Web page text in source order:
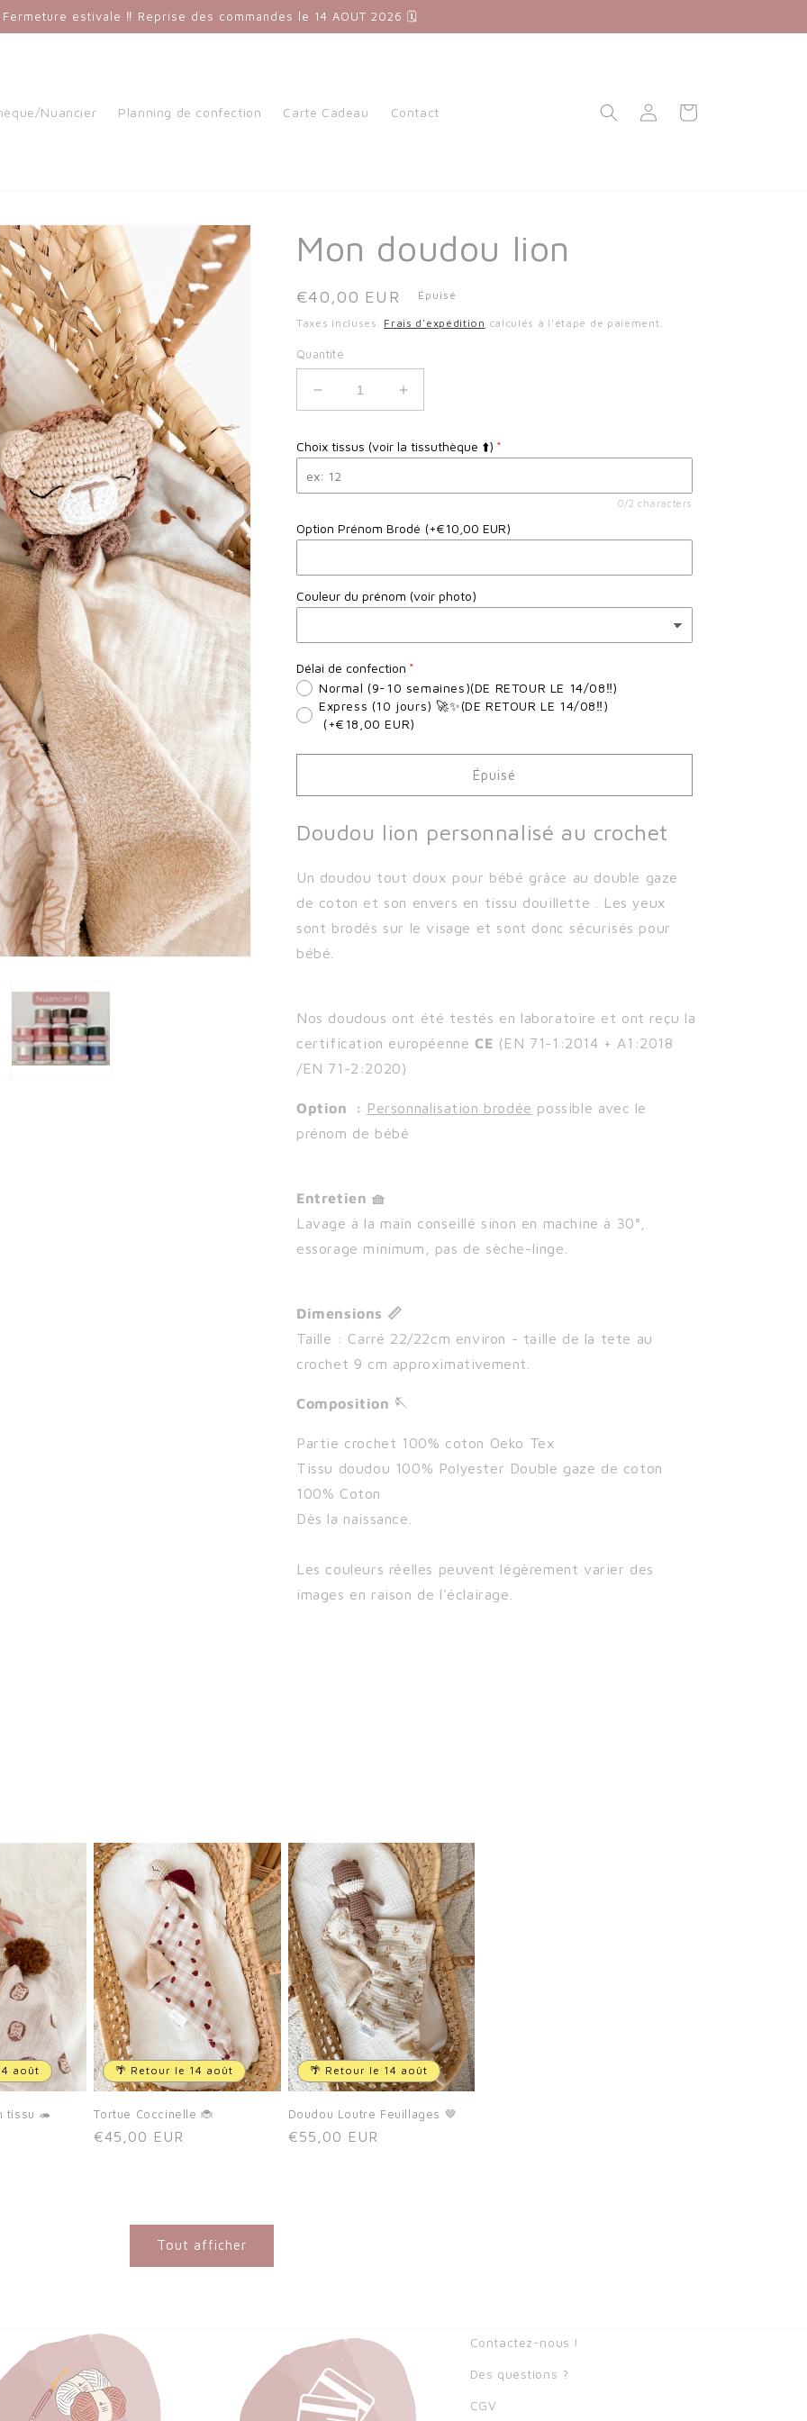
estivale ‼️ Reprise des commandes le 14 AOUT 2026 🗓
Nuancier Planning de confection Carte Cadeau Contact ConnexionPanier
Mon doudou lion
Prix
habituel
€40,00 EUR Épuisé
Taxes incluses. Frais d'expédition calculés à l'étape de paiement.
Quantité
Réduire
la
de
Mon
doudou
Augmenter
la
de
doudou
Choix tissus (voir la tissuthèque ⬆️)
0/2 characters
Option Prénom Brodé (+€10,00 EUR)
Couleur du prénom (voir photo)
Délai de confection
Normal (9-10 semaines)(DE RETOUR LE 14/08‼️)
Express (10 jours) 🚀✨(DE RETOUR LE 14/08‼️)
(+€18,00 EUR)
Épuisé
Doudou lion personnalisé au crochet
Un doudou tout doux pour bébé grâce au double gaze
de coton et son envers en tissu douillette .
Les yeux
sont brodés sur le visage et sont donc sécurisés pour
bébé.
Nos doudous ont été testés en laboratoire et ont reçu la
certification européenne CE (EN 71-1:2014 + A1:2018
/EN 71-2:2020)
Option : Personnalisation brodée possible avec le
prénom de bébé
Entretien 🧺
Lavage à la main conseillé sinon en machine à 30°,
essorage minimum, pas de sèche-linge.
Dimensions 📏
Taille : Carré 22/22cm environ - taille de la tete au
crochet 9 cm approximativement.
Composition 🪡
Partie crochet 100% coton Oeko Tex
Tissu doudou 100% Polyester Double gaze de coton
100% Coton
Dès la naissance.
Les couleurs réelles peuvent légèrement varier des
images en raison de l'éclairage.
août
tissu 🦔
🌴 Retour le 14 août
Tortue Coccinelle 🐞
Prix
€45,00 EUR
🌴 Retour le 14 août
Doudou Loutre Feuillages 🤎
Prix
€55,00 EUR
Tout afficher
Contactez-nous !
Des questions ?
CGV